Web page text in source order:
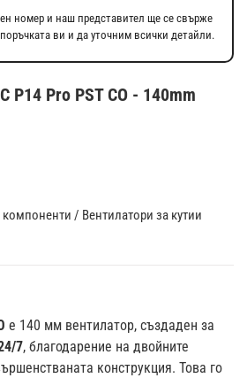
P14 Pro PST CO - 140mm
/ Вентилатори за кутии
е 140 мм вентилатор, създаден за
7, благодарение на двойните
конструкция. Това го
номер и наш представител ще се свърже
ви и да уточним всички детайли.